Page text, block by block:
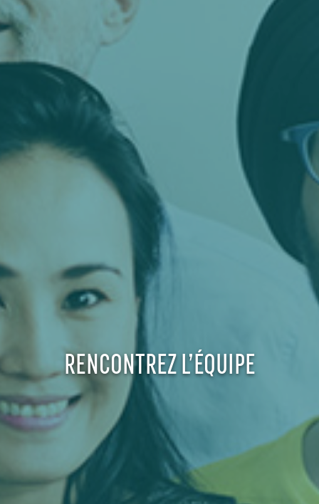
RENCONTREZ L’ÉQUIPE